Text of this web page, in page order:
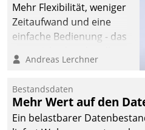
Mehr Flexibilität, weniger
Zeitaufwand und eine
einfache Bedienung - das
Cockpit für mobile
Datatrain. Die meravis
Wohnungsbau- und
Immobilien GmbH hat
Andreas Lerchner
Bestandsdaten
Mehr Wert auf den
Ein belastbarer